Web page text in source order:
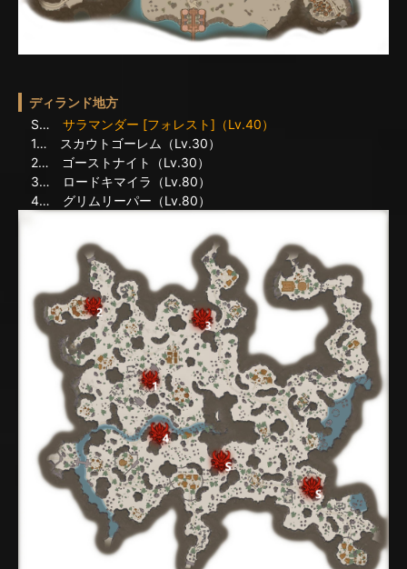
ディランド地方
S… サラマンダー [フォレスト]（Lv.40）
1… スカウトゴーレム（Lv.30）
2… ゴーストナイト（Lv.30）
3… ロードキマイラ（Lv.80）
4… グリムリーパー（Lv.80）